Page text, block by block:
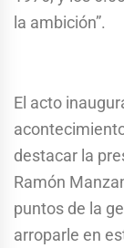
la ambición”.
El acto
destacar la
Ramón
puntos de la
arroparle en